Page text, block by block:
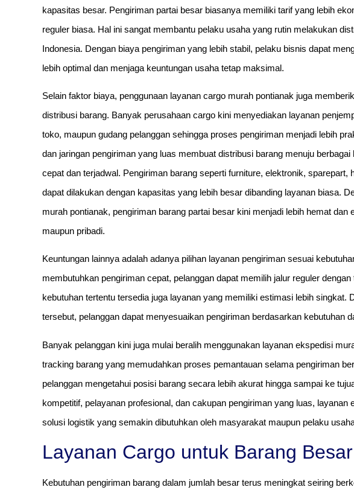
kapasitas besar. Pengiriman partai besar biasanya memiliki tarif yang lebih
reguler biasa. Hal ini sangat membantu pelaku usaha yang rutin melakukan
Indonesia. Dengan biaya pengiriman yang lebih stabil, pelaku bisnis dapat
lebih optimal dan menjaga keuntungan usaha tetap maksimal.
Selain faktor biaya, penggunaan layanan cargo murah pontianak juga
distribusi barang. Banyak perusahaan cargo kini menyediakan layanan
toko, maupun gudang pelanggan sehingga proses pengiriman menjadi lebih
dan jaringan pengiriman yang luas membuat distribusi barang menuju
cepat dan terjadwal. Pengiriman barang seperti furniture, elektronik, sparepart,
dapat dilakukan dengan kapasitas yang lebih besar dibanding layanan biasa.
murah pontianak, pengiriman barang partai besar kini menjadi lebih hemat dan
maupun pribadi.
Keuntungan lainnya adalah adanya pilihan layanan pengiriman sesuai
membutuhkan pengiriman cepat, pelanggan dapat memilih jalur reguler
kebutuhan tertentu tersedia juga layanan yang memiliki estimasi lebih singkat.
tersebut, pelanggan dapat menyesuaikan pengiriman berdasarkan kebutuhan
Banyak pelanggan kini juga mulai beralih menggunakan layanan ekspedisi
tracking barang yang memudahkan proses pemantauan selama pengiriman
pelanggan mengetahui posisi barang secara lebih akurat hingga sampai ke
kompetitif, pelayanan profesional, dan cakupan pengiriman yang luas, layanan
solusi logistik yang semakin dibutuhkan oleh masyarakat maupun pelaku
Layanan Cargo untuk Barang
Kebutuhan pengiriman barang dalam jumlah besar terus meningkat seiring